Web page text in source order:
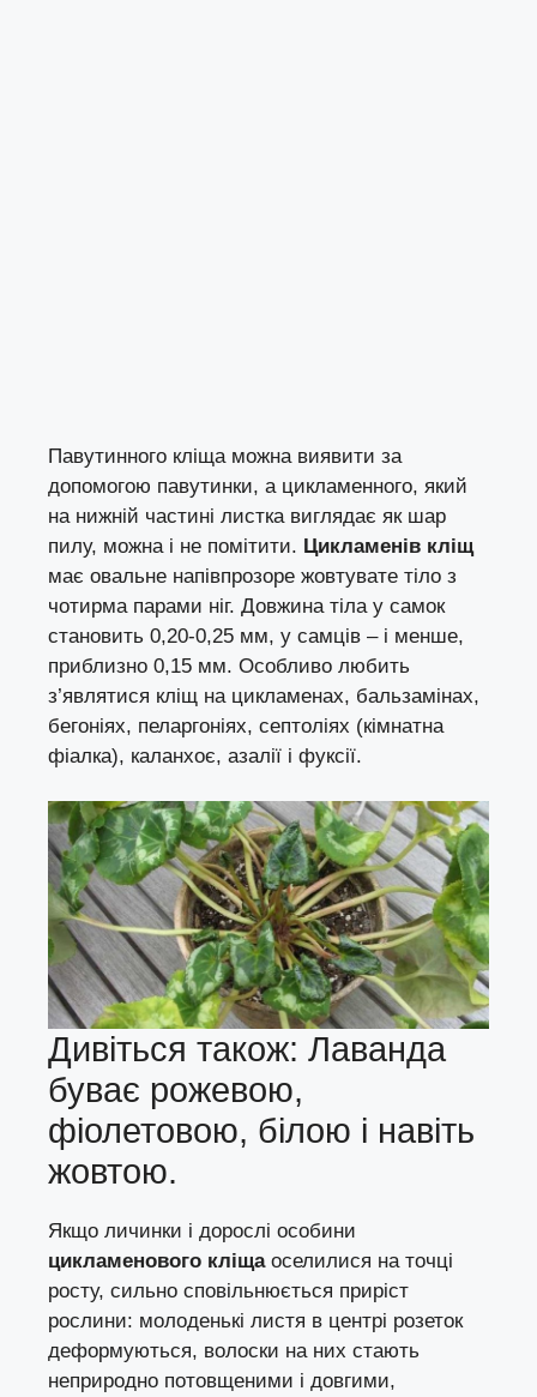
Павутинного кліща можна виявити за
допомогою павутинки, а цикламенного, який
на нижній частині листка виглядає як шар
пилу, можна і не помітити. Цикламенів кліщ
має овальне напівпрозоре жовтувате тіло з
чотирма парами ніг. Довжина тіла у самок
становить 0,20-0,25 мм, у самців – і менше,
приблизно 0,15 мм. Особливо любить
з’являтися кліщ на цикламенах, бальзамінах,
бегоніях, пеларгоніях, септоліях (кімнатна
фіалка), каланхоє, азалії і фуксії.
Дивіться також: Лаванда
буває рожевою,
фіолетовою, білою і навіть
жовтою.
Якщо личинки і дорослі особини
цикламенового кліщаоселилися на точці
росту, сильно сповільнюється приріст
рослини: молоденькі листя в центрі розеток
деформуються, волоски на них стають
неприродно потовщеними і довгими,